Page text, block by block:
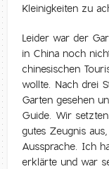
Kleinigkeiten zu
Leider war der
in China noch
chinesischen
wollte. Nach drei
Garten gesehen
Guide. Wir
gutes Zeugnis
Aussprache. Ich
erklärte und war